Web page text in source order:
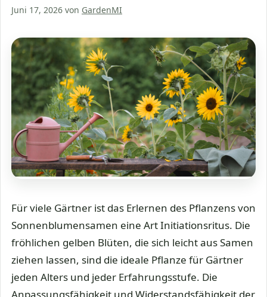
Juni 17, 2026 von GardenMI
Für viele Gärtner ist das Erlernen des Pflanzens von
Sonnenblumensamen eine Art Initiationsritus. Die
fröhlichen gelben Blüten, die sich leicht aus Samen
ziehen lassen, sind die ideale Pflanze für Gärtner
jeden Alters und jeder Erfahrungsstufe. Die
Anpassungsfähigkeit und Widerstandsfähigkeit der